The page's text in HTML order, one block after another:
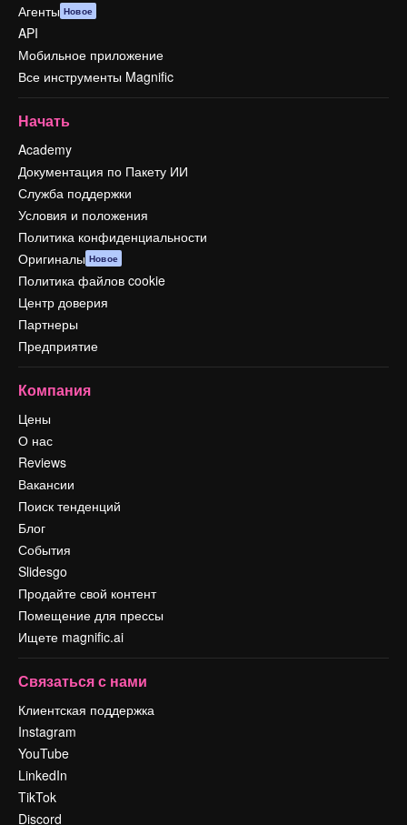
Агенты Новое
API
Мобильное приложение
Все инструменты Magnific
Начать
Academy
Документация по Пакету ИИ
Служба поддержки
Условия и положения
Политика конфиденциальности
Оригиналы Новое
Политика файлов cookie
Центр доверия
Партнеры
Предприятие
Компания
Цены
О нас
Reviews
Вакансии
Поиск тенденций
Блог
События
Slidesgo
Продайте свой контент
Помещение для прессы
Ищете magnific.ai
Связаться с нами
Клиентская поддержка
Instagram
YouTube
LinkedIn
TikTok
Discord